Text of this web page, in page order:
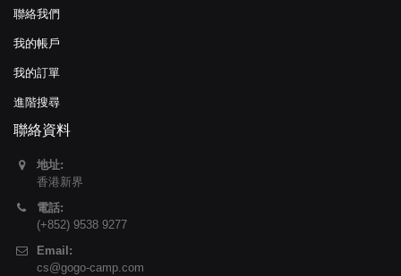
聯絡我們
我的帳戶
我的訂單
進階搜尋
聯絡資料
地址:
香港新界
電話:
(+852) 9538 9277
Email:
cs@gogo-camp.com